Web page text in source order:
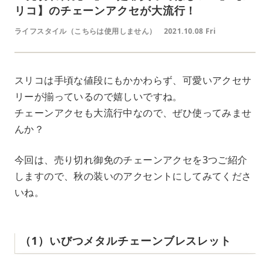
リコ】のチェーンアクセが大流行！
ライフスタイル（こちらは使用しません） 2021.10.08 Fri
スリコは手頃な値段にもかかわらず、可愛いアクセサ
リーが揃っているので嬉しいですね。
チェーンアクセも大流行中なので、ぜひ使ってみませ
んか？
今回は、売り切れ御免のチェーンアクセを3つご紹介
しますので、秋の装いのアクセントにしてみてくださ
いね。
（1）いびつメタルチェーンブレスレット